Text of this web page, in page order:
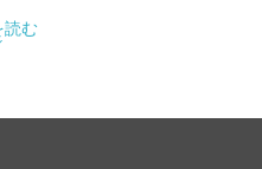
」… 7,000円（税込）
読む